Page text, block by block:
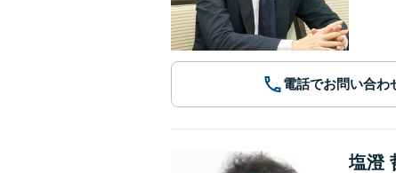
電話でお問い合わ
塩澄